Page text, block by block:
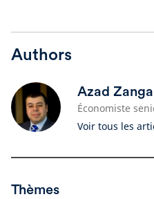
Authors
Azad
Économiste
Voir tous les
Thèmes